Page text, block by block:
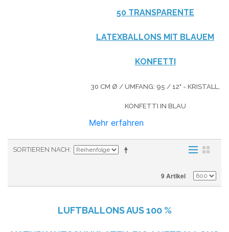
50 TRANSPARENTE
LATEXBALLONS MIT BLAUEM
KONFETTI
30 CM Ø / UMFANG: 95 / 12" - KRISTALL,
KONFETTI IN BLAU
Mehr erfahren
SORTIEREN NACH
9 Artikel
LUFTBALLONS AUS100 %